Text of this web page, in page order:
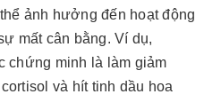
ảnh hưởng đến hoạt động
mất cân bằng. Ví dụ,
chứng minh là làm giảm
và hít tinh dầu hoa